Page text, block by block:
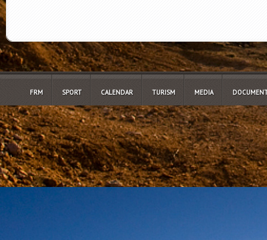
FRM SPORT CALENDAR TURISM MEDIA